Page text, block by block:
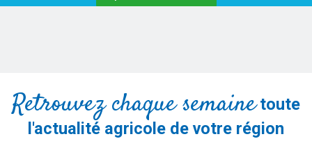
Retrouvez chaque semainetoute
l'actualité agricole de votre région